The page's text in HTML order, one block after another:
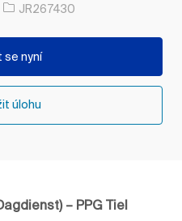
ID úlohy
JR267430
se nyní
úlohu
– PPG Tiel